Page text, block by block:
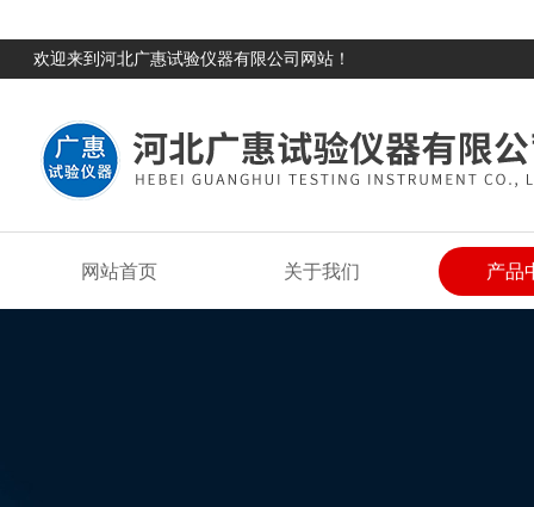
欢迎来到河北广惠试验仪器有限公司网站！
网站首页 关于我们 产品